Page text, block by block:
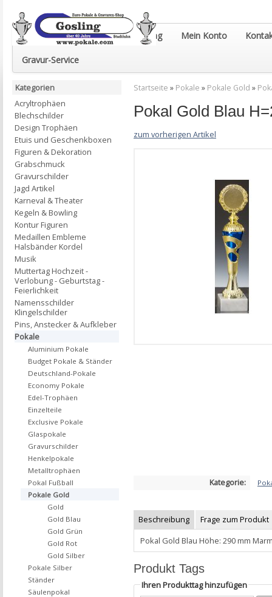
Euro-Pokale & Gravur-Shop Gosling Mein Konto
Gravur-Service
Startseite » Pokale » Pokale Gold »
Pokal Gold Blau
zum vorherigen Artikel
Kategorie:
Beschreibung
Frage zum Produkt
Pokal Gold Blau Höhe: 290 mm
Produkt Tags
Ihren Produkttag hinzufügen
Kategorien
Acryltrophäen
Blechschilder
Design Trophäen
Etuis und Geschenkboxen
Figuren & Dekoration
Grabschmuck
Gravurschilder
Jagd Artikel
Karneval & Theater
Kegeln & Bowling
Kontur Figuren
Medaillen Embleme
Halsbänder Kordel
Musik
Muttertag Hochzeit -
Verlobung - Geburtstag -
Feierlichkeit
Namensschilder
Klingelschilder
Pins, Anstecker & Aufkleber
Pokale
Aluminium Pokale
Budget Pokale & Ständer
Deutschland-Pokale
Economy Pokale
Edel-Trophäen
Einzelteile
Exclusive Pokale
Glaspokale
Gravurschilder
Henkelpokale
Metalltrophäen
Pokal Fußball
Pokale Gold
Gold
Gold Blau
Gold Grün
Gold Rot
Gold Silber
Pokale Silber
Ständer
Säulenpokal